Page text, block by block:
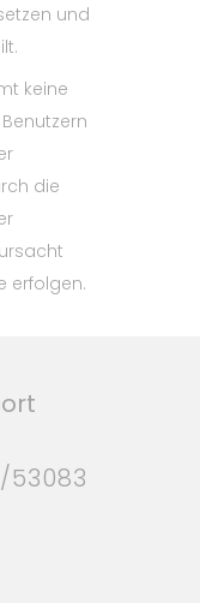
und
keine
die
erfolgen.
53083